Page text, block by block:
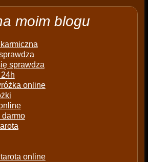
moim blogu
karmiczna
sprawdza
online
darmo
online